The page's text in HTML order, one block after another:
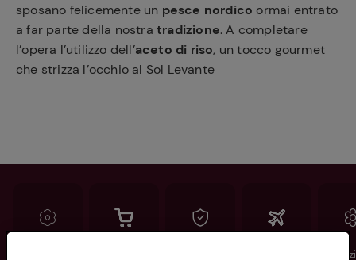
sposano felicemente un pesce nordico ormai entrato
a far parte della nostra tradizione. A completare
l’opera l’utilizzo dell’aceto di riso, un tocco gourmet
che strizza l’occhio al Sol Levante